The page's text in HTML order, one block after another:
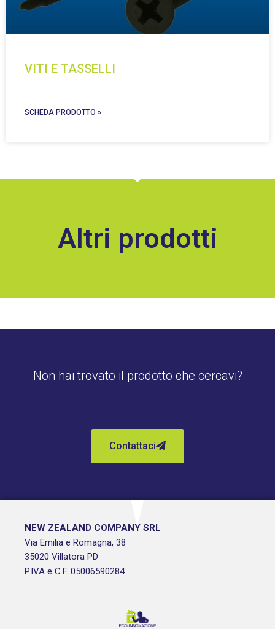
VITI E TASSELLI
SCHEDA PRODOTTO »
Altri prodotti
Non hai trovato il prodotto che cercavi?
Contattaci
NEW ZEALAND COMPANY SRL
Via Emilia e Romagna, 38
35020 Villatora PD
P.IVA e C.F. 05006590284